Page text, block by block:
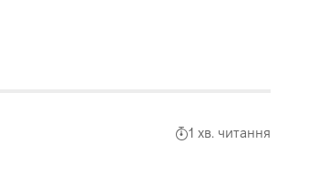
1 хв. читання